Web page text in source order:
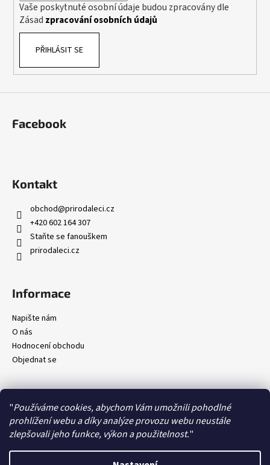
"Používáme cookies, abychom Vám umožnili pohodlné
prohlížení webu a díky analýze provozu webu neustále
zlepšovali jeho funkce, výkon a použitelnost."
Vaše poskytnuté osobní údaje budou zpracovány dle
Zásad zpracování osobních údajů
PŘIHLÁSIT SE
Facebook
Kontakt
obchod@prirodaleci.cz
+420 602 164 307
Staňte se fanouškem
prirodaleci.cz
Informace
Napište nám
O nás
Hodnocení obchodu
Objednat se
Kontakty Obchodní podmínky Ochrana osobních údajů
Doprava a platby